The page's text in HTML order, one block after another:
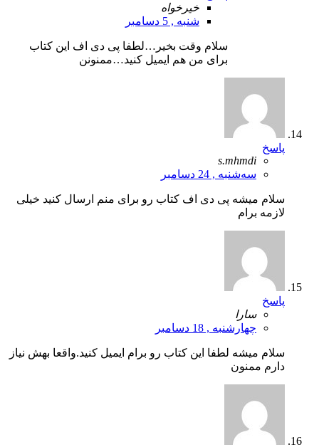
خیرخواه
شنبه , 5 دسامبر
سلام وقت بخیر…لطفا پی دی اف این کتاب
برای من هم ایمیل کنید…ممنونن
پاسخ
s.mhmdi
سه‌شنبه , 24 دسامبر
سلام میشه پی دی اف کتاب رو برای منم ارسال کنید خیلی
لازمه برام
پاسخ
سارا
چهارشنبه , 18 دسامبر
سلام میشه لطفا این کتاب رو برام ایمیل کنید.واقعا بهش نیاز
دارم ممنون